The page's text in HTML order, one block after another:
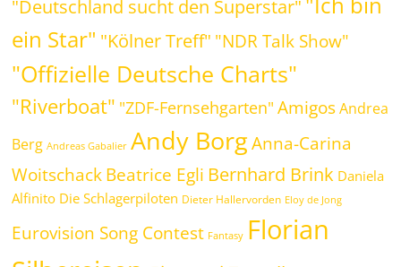
"Deutschland sucht den Superstar"
ein Star" "Kölner Treff" "NDR Talk Show"
"Offizielle Deutsche Charts"
"Riverboat" "ZDF-Fernsehgarten" Amigos Andrea
Berg Andreas Gabalier Andy Borg Anna-Carina
WoitschackBeatrice Egli Bernhard Brink Daniela
Alfinito Die Schlagerpiloten Dieter Hallervorden Eloy de Jong
Eurovision Song Contest Fantasy Florian